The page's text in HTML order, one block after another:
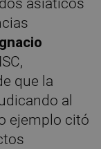
asiáticos
que la
al
ejemplo citó